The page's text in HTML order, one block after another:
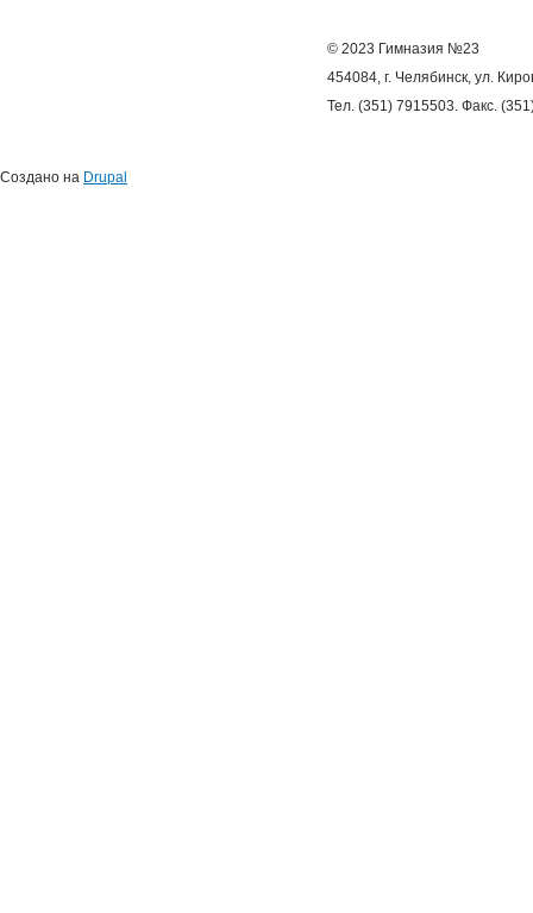
© 2023 Гимназия №23
454084, г. Челябинск, ул.
Тел. (351) 7915503. Факс.
Создано на Drupal